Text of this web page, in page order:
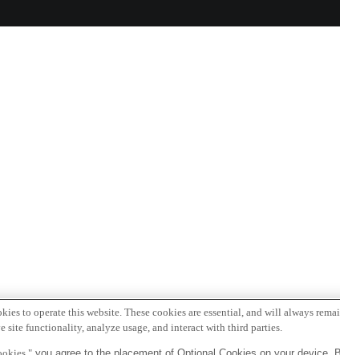
to operate this website. These cookies are essential, and will always
site functionality, analyze usage, and interact with third parties.